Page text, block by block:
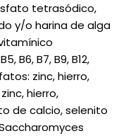
tetrasódico,
y/o harina de alga
B6, B7, B9, B12,
zinc, hierro,
hierro,
de calcio, selenito